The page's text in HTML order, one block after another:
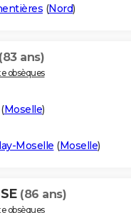
(Nord)
(83 ans)
obsèques
(Moselle)
Moselle (Moselle)
(86 ans)
obsèques